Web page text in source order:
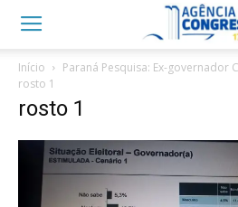
Início
Paraná Pesquisa: Ex-governador
rosto 1
rosto 1